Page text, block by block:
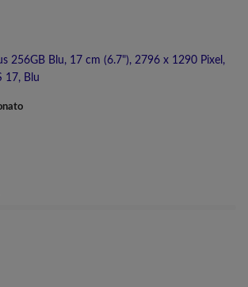
256GB Blu, 17 cm (6.7"), 2796 x 1290 Pixel,
17, Blu